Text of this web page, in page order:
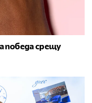
победа срещу